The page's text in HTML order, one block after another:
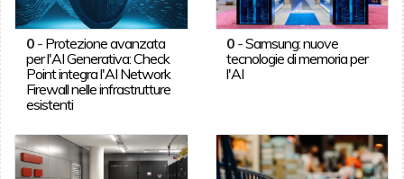
0- Protezione avanzata
per l'AI Generativa: Check
Point integra l'AI Network
Firewall nelle infrastrutture
esistenti
0 -Samsung: nuove
tecnologie di memoria per
l'AI